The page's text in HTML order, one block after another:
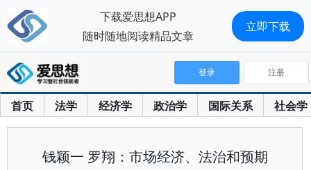
首页 法学 经济学 政治学 国际关系 社会学
登录 注册
钱颖一 罗翔：市场经济、法治和预期
下载爱思想APP
随时随地阅读精品文章
立即下载